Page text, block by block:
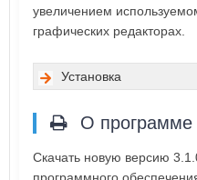
увеличением
графических редакторах.
Установка
О программе
Скачать новую версию